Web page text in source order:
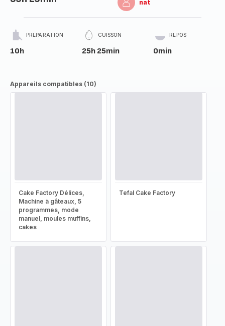
nat
PRÉPARATION
10h
CUISSON
25h 25min
REPOS
0min
Appareils compatibles (10)
Cake Factory Délices,
Machine à gâteaux, 5
programmes, mode
manuel, moules muffins,
cakes
Tefal Cake Factory